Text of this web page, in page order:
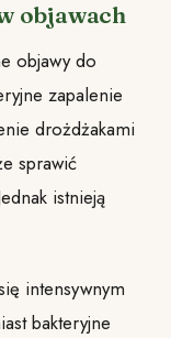
objawach
objawy do
zapalenie
drożdżakami
sprawić
istnieją
intensywnym
bakteryjne